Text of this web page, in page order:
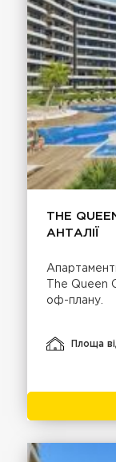
THE
АНТАЛІЇ
The Queen
оф-плану.
Площа